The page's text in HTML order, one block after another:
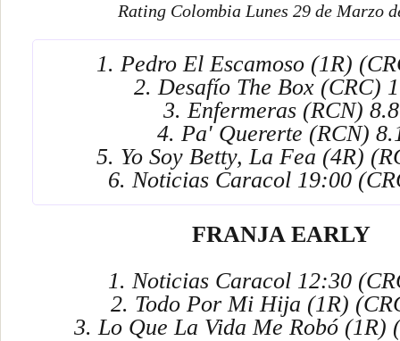
Rating Colombia Lunes 29 de Marzo
1. Pedro El Escamoso (1R)
2. Desafío The Box (CRC)
3. Enfermeras (RCN) 8.8
4. Pa' Quererte (RCN)
5. Yo Soy Betty, La Fea (4R)
6. Noticias Caracol 19:00
FRANJA EARLY
1. Noticias Caracol 12:30
2. Todo Por Mi Hija (1R)
3. Lo Que La Vida Me Robó (1R)